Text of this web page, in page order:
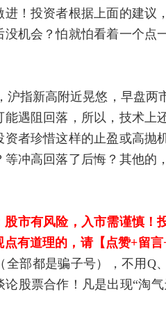
！投资者根据上面的建议
机会？怕就怕看着一个点
指新高附近晃悠，早盘两
遇阻回落，所以，技术上
者珍惜这样的止盈或高抛
冲高回落了后悔？其他的
市有风险，入市需谨慎！
有道理的，请【点赞+留言
部都是骗子号），不用Q
股票合作！凡是出现“淘